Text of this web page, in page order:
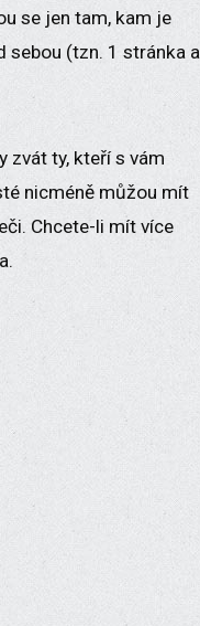
se jen tam, kam je
sebou (tzn. 1 stránka a
zvát ty, kteří s vám
nicméně můžou mít
Chcete-li mít více